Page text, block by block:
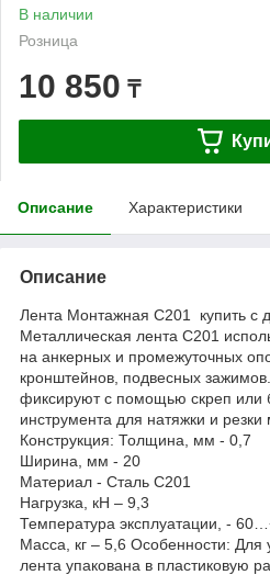
В наличии
Розница
10 850 ₸
Описание Характеристики
Описание
Лента Монтажная С201 купить с
Металлическая лента C201
на анкерных и промежуточных
кронштейнов, подвесных
фиксируют с помощью скреп или
инструмента для натяжки и резки
Конструкция: Толщина, мм - 0,7
Ширина, мм - 20
Материал - Сталь С201
Нагрузка, кН – 9,3
Температура эксплуатации, -
Масса, кг – 5,6 Особенности: Для
лента упакована в пластиковую